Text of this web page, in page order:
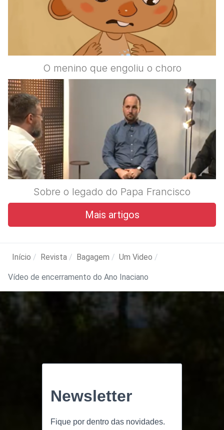
O menino que engoliu o choro
Sobre o legado do Papa Francisco
Mais artigos
Início Revista Bagagem Um Video
Vídeo de encerramento do Ano Inaciano